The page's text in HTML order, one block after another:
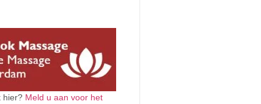
hier? Meld u aan voor het